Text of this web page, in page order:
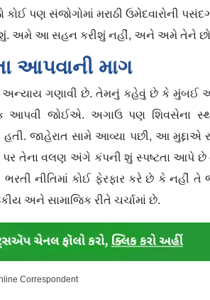
પણ સંજોગોમાં મરાઠી ઉમેદવારોની
અમે આ સહન કરીશું નહીં, અને અમે તેને
આપવાની માગ
ગણાવી છે. તેમનું કહેવું છે કે મુંબઈ અને
આપવી જોઈએ. અગાઉ પણ શિવસેના
હતી. જાહેરાત સામે આવ્યા પછી, આ
પર તેના વલણ અંગે કંપની શું સ્પષ્ટતા આપે છે
નીતિમાં કોઈ ફેરફાર કરે છે કે નહીં તે
અને સામાજિક રીતે ચર્ચામાં છે.
Correspondent